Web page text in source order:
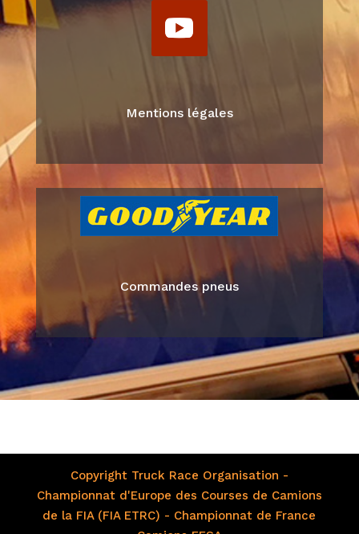
Mentions légales
Commandes pneus
Copyright Truck Race Organisation -
Championnat d'Europe des Courses de Camions
de la FIA (FIA ETRC) - Championnat de France